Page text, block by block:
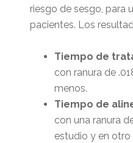
riesgo de sesgo, para
pacientes. Los
Tiempo de
con ranura de
menos.
Tiempo de
con una ranura
estudio y en